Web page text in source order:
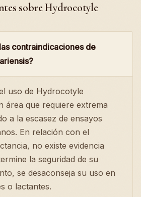
sobre Hydrocotyle
contraindicaciones de
uso de Hydrocotyle
área que requiere extrema
a la escasez de ensayos
En relación con el
no existe evidencia
la seguridad de su
se desaconseja su uso en
o lactantes.